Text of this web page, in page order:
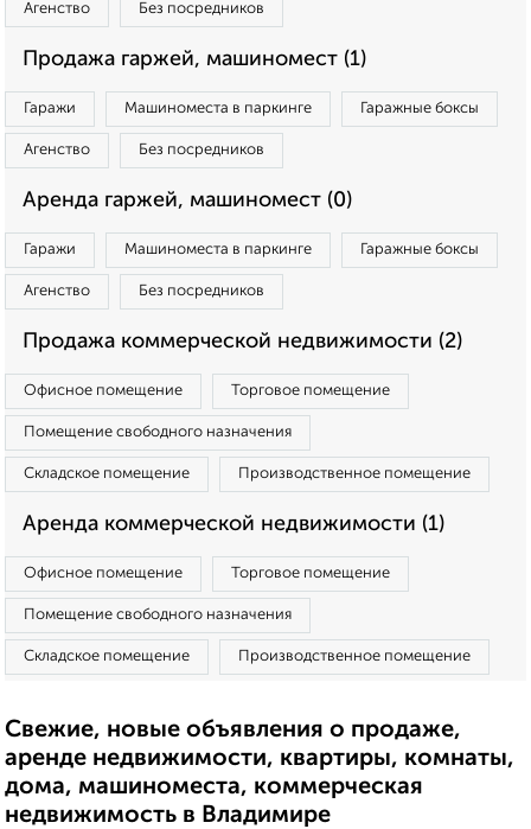
Агенство Без посредников
Продажа гаржей, машиномест (1)
Гаражи Машиноместа в паркинге Гаражные боксы
Агенство Без посредников
Аренда гаржей, машиномест (0)
Гаражи Машиноместа в паркинге Гаражные боксы
Агенство Без посредников
Продажа коммерческой недвижимости (2)
Офисное помещение Торговое помещение
Помещение свободного назначения
Складское помещение Производственное помещение
Аренда коммерческой недвижимости (1)
Офисное помещение Торговое помещение
Помещение свободного назначения
Складское помещение Производственное помещение
Свежие, новые объявления о продаже,
аренде недвижимости, квартиры, комнаты,
дома, машиноместа, коммерческая
недвижимость в Владимире